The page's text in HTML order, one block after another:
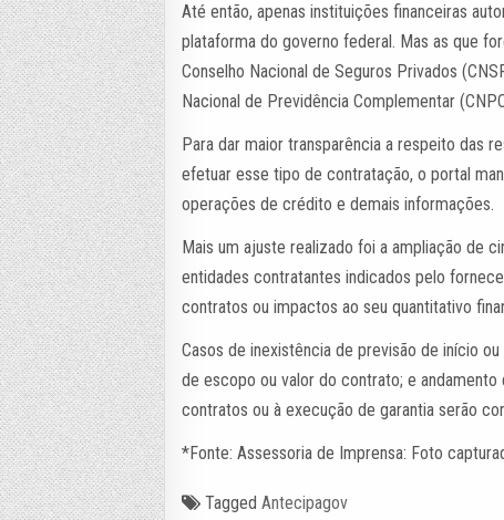
Até então, apenas instituições financeiras
plataforma do governo federal. Mas as que
Conselho Nacional de Seguros Privados
Nacional de Previdência Complementar
Para dar maior transparência a respeito das
efetuar esse tipo de contratação, o portal
operações de crédito e demais informações.
Mais um ajuste realizado foi a ampliação de
entidades contratantes indicados pelo
contratos ou impactos ao seu quantitativo
Casos de inexistência de previsão de início
de escopo ou valor do contrato; e
contratos ou à execução de garantia serão
*Fonte: Assessoria de Imprensa: Foto
TaggedAntecipagov